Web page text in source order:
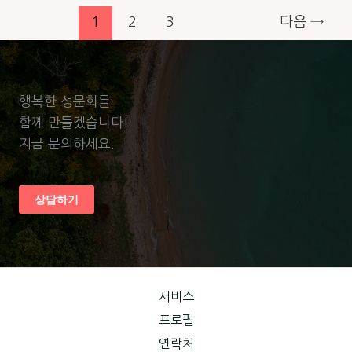
1 2 3 다음 →
행복한 성문화를
함께 만들겠습니다!
지금 문의하세요.
상담하기
서비스
프로필
연락처